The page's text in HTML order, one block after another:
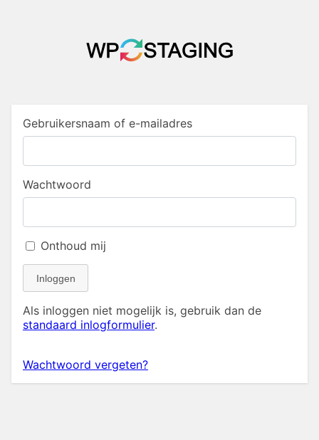
Gebruikersnaam of e-mailadres
Wachtwoord
Onthoud mij
Inloggen
Als inloggen niet mogelijk is, gebruik dan de
standaard inlogformulier.
Wachtwoord vergeten?